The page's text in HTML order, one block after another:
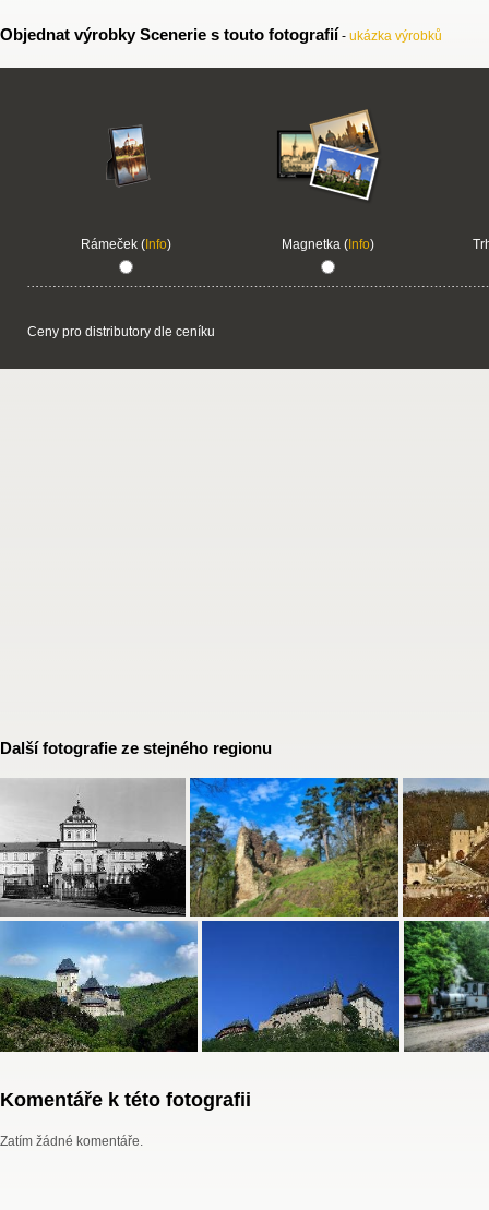
Objednat výrobky Scenerie s touto fotografií - ukázka výrobků
Rámeček (Info) Magnetka (Info)
Ceny pro distributory dle ceníku
Další fotografie ze stejného regionu
Komentáře k této fotografii
Zatím žádné komentáře.